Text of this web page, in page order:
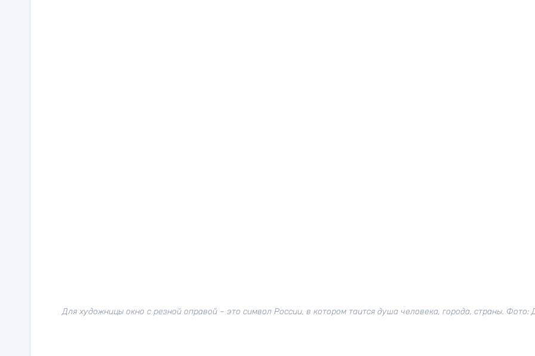
Для художницы окно с резной оправой – это символ России, в котором таится душа человека, города, страны. Фото: